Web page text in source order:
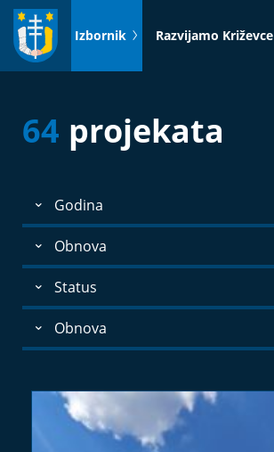
Idi
sadržaj
Izbornik Razvijamo Križevce
64 projekata
Godina
Obnova
Status
Obnova